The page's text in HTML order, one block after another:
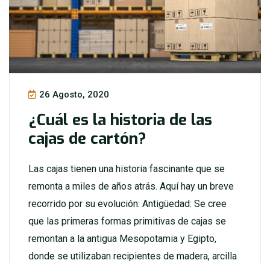
26 Agosto, 2020
¿Cuál es la historia de las
cajas de cartón?
Las cajas tienen una historia fascinante que se
remonta a miles de años atrás. Aquí hay un breve
recorrido por su evolución: Antigüedad: Se cree
que las primeras formas primitivas de cajas se
remontan a la antigua Mesopotamia y Egipto,
donde se utilizaban recipientes de madera, arcilla